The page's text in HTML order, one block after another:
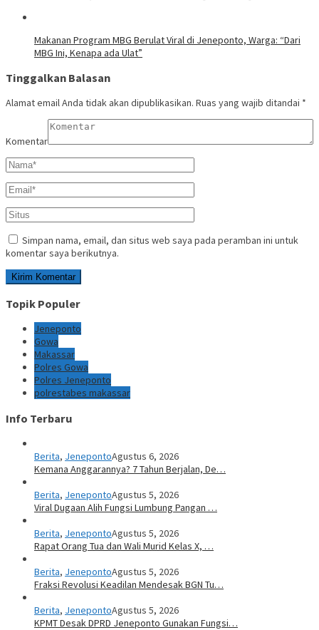
Makanan Program MBG Berulat Viral di Jeneponto, Warga: “Dari
MBG Ini, Kenapa ada Ulat”
Tinggalkan Balasan
Alamat email Anda tidak akan dipublikasikan. Ruas yang wajib ditandai *
Komentar
Simpan nama, email, dan situs web saya pada peramban ini untuk
komentar saya berikutnya.
Topik Populer
Jeneponto
Gowa
Makassar
Polres Gowa
Polres Jeneponto
polrestabes makassar
Info Terbaru
Berita, JenepontoAgustus 6, 2026
Kemana Anggarannya? 7 Tahun Berjalan, De…
Berita, JenepontoAgustus 5, 2026
Viral Dugaan Alih Fungsi Lumbung Pangan …
Berita, JenepontoAgustus 5, 2026
Rapat Orang Tua dan Wali Murid Kelas X, …
Berita, JenepontoAgustus 5, 2026
Fraksi Revolusi Keadilan Mendesak BGN Tu…
Berita, JenepontoAgustus 5, 2026
KPMT Desak DPRD Jeneponto Gunakan Fungsi…